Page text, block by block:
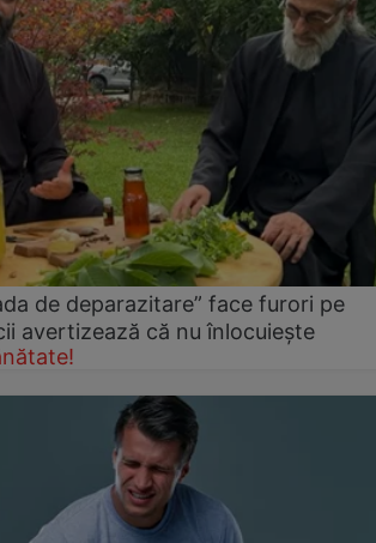
de deparazitare” face furori pe
avertizează că nu înlocuiește